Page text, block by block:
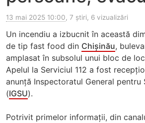
13 mai 2025 10:00, 7 știri, 6 vizualizări
Un incendiu a izbucnit în această
de tip fast food din Chișinău,
amplasat în subsolul unui bloc de
Apelul la Serviciul 112 a fost
anunță Inspectoratul General pentru
(IGSU).
Potrivit primelor informații, din